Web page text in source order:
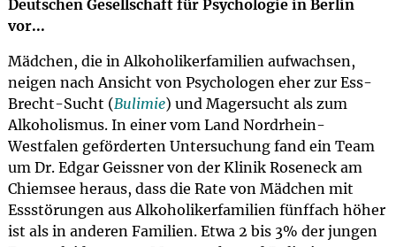
Deutschen Gesellschaft für Psychologie in Berlin
vor...
Mädchen, die in Alkoholikerfamilien aufwachsen,
neigen nach Ansicht von Psychologen eher zur Ess-
Brecht-Sucht (Bulimie) und Magersucht als zum
Alkoholismus. In einer vom Land Nordrhein-
Westfalen geförderten Untersuchung fand ein Team
um Dr. Edgar Geissner von der Klinik Roseneck am
Chiemsee heraus, dass die Rate von Mädchen mit
Essstörungen aus Alkoholikerfamilien fünffach höher
ist als in anderen Familien. Etwa 2 bis 3% der jungen